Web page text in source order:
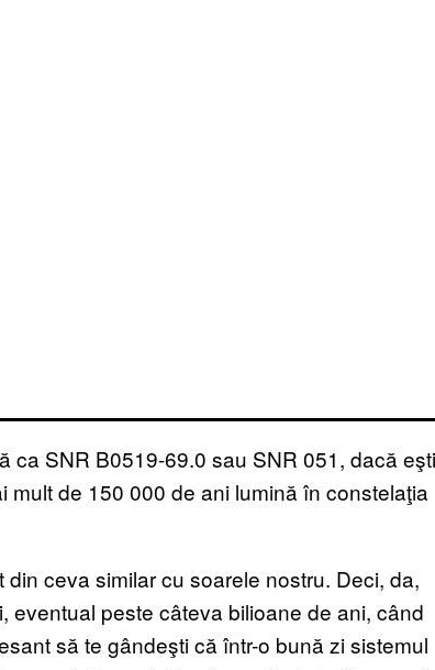
ca SNR B0519-69.0 sau SNR 051, dacă eşti
de 150 000 de ani lumină în constelaţia
ceva similar cu soarele nostru. Deci, da,
eventual peste câteva bilioane de ani, când
să te gândeşti că într-o bună zi sistemul